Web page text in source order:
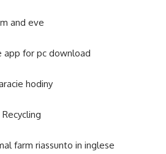
and eve
app for pc download
hodiny
Recycling
farm riassunto in inglese